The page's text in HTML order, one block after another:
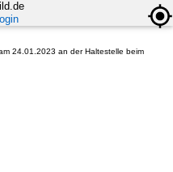
24.01.2023 an der Haltestelle beim